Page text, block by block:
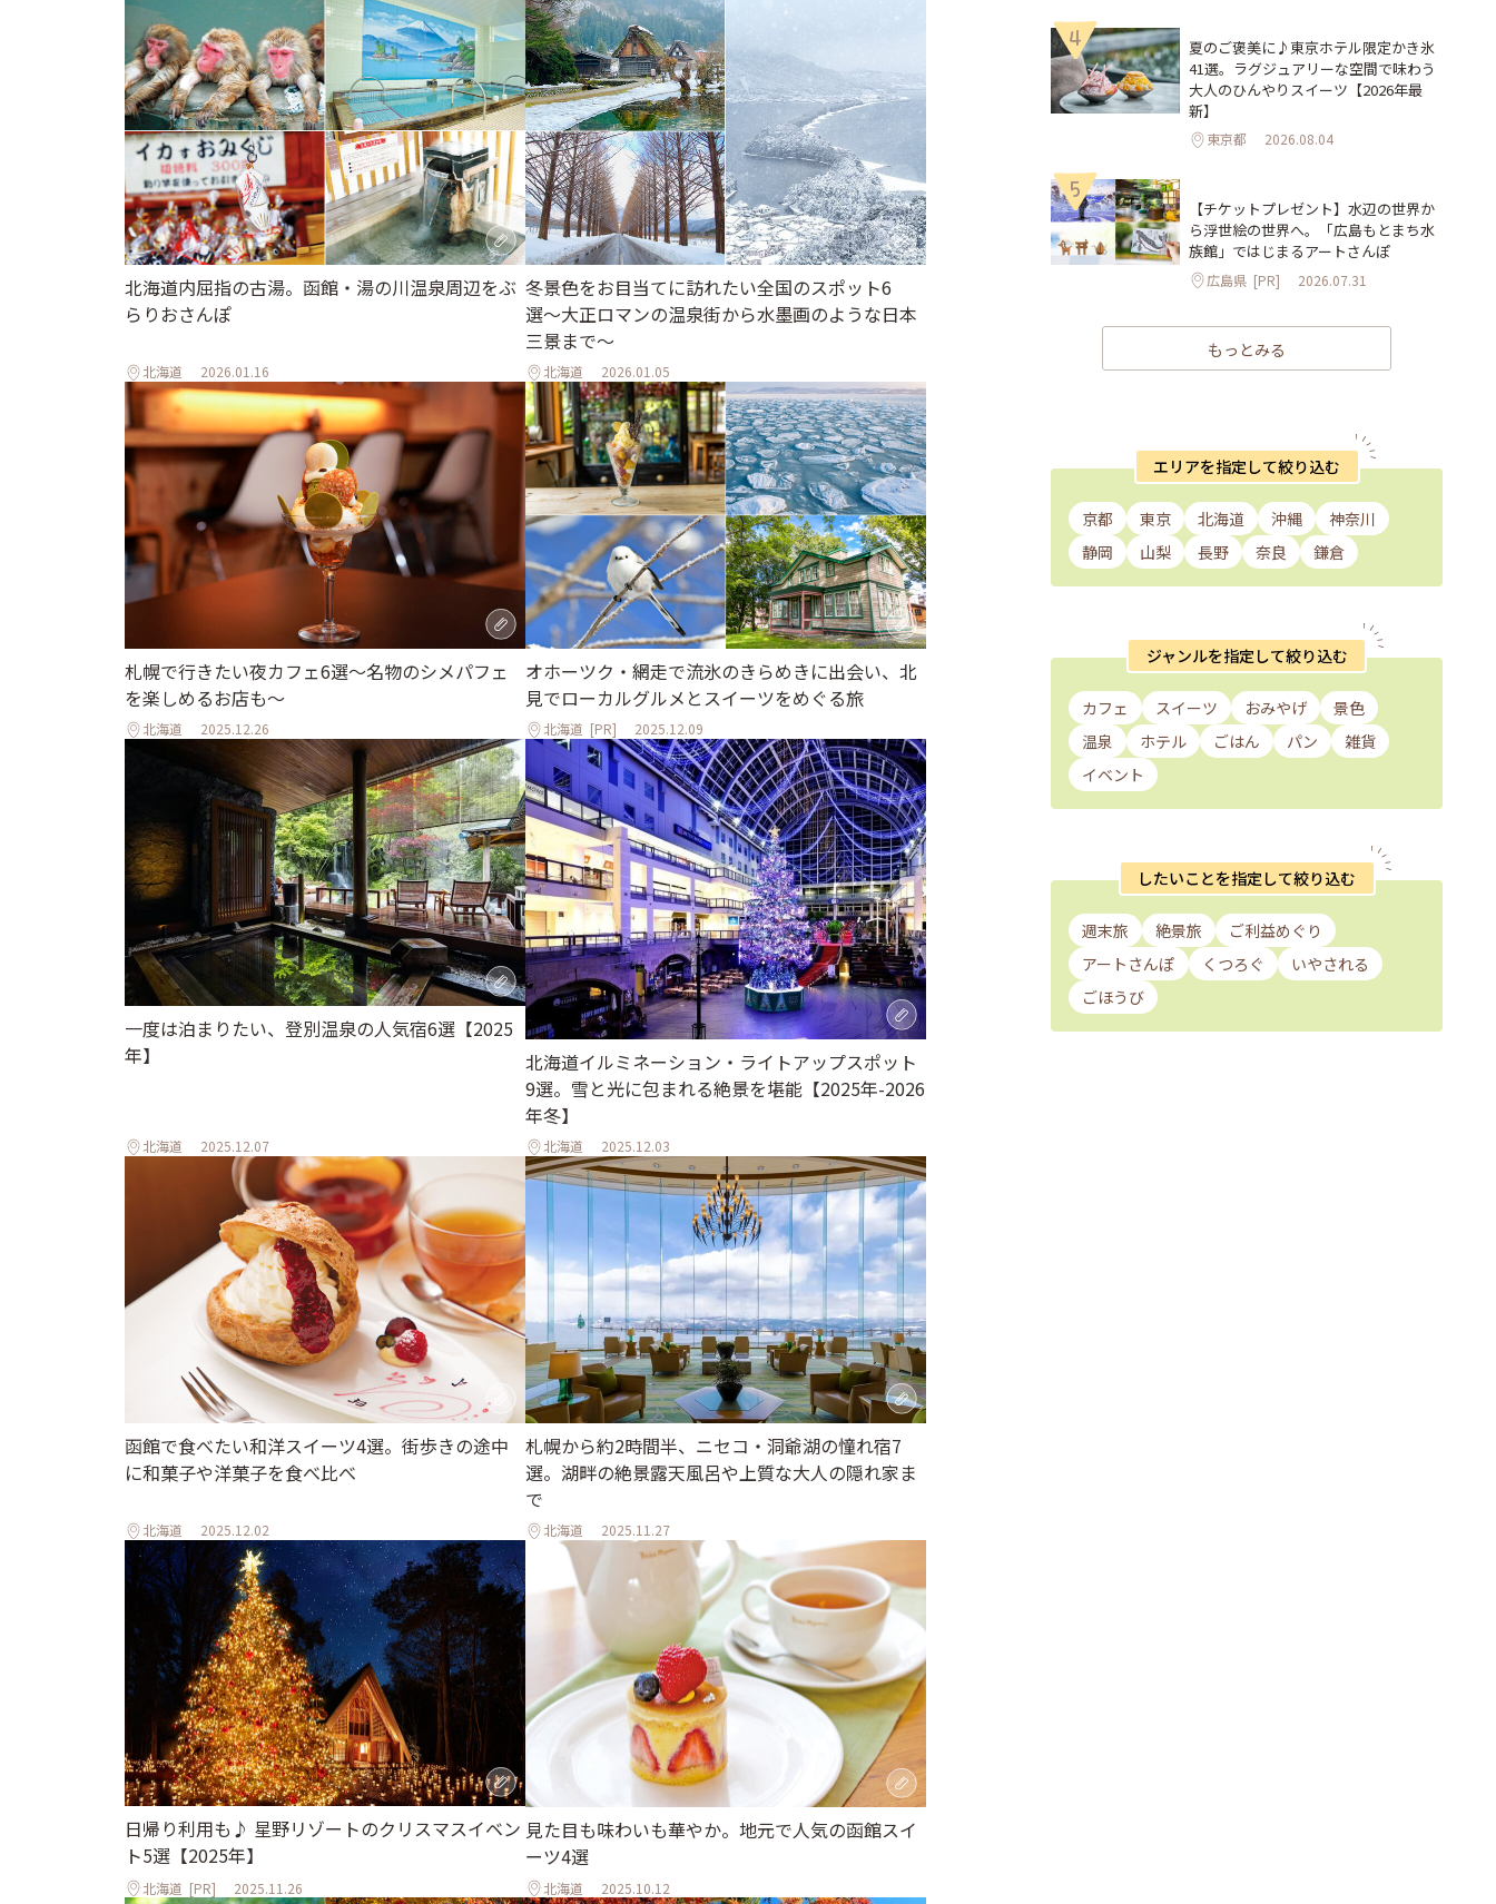
北海道内屈指の古湯。函館・湯の川温泉周辺をぶ
らりおさんぽ
北海道 2026.01.16
冬景色をお目当てに訪れたい全国のスポット6
選〜大正ロマンの温泉街から水墨画のような日本
三景まで〜
北海道 2026.01.05
札幌で行きたい夜カフェ6選～名物のシメパフェ
を楽しめるお店も～
北海道 2025.12.26
オホーツク・網走で流氷のきらめきに出会い、北
見でローカルグルメとスイーツをめぐる旅
北海道 [PR] 2025.12.09
一度は泊まりたい、登別温泉の人気宿6選【2025
年】
北海道 2025.12.07
北海道イルミネーション・ライトアップスポット
9選。雪と光に包まれる絶景を堪能【2025年-2026
年冬】
北海道 2025.12.03
函館で食べたい和洋スイーツ4選。街歩きの途中
に和菓子や洋菓子を食べ比べ
北海道 2025.12.02
札幌から約2時間半、ニセコ・洞爺湖の憧れ宿7
選。湖畔の絶景露天風呂や上質な大人の隠れ家ま
で
北海道 2025.11.27
日帰り利用も♪ 星野リゾートのクリスマスイベン
ト5選【2025年】
北海道 [PR] 2025.11.26
見た目も味わいも華やか。地元で人気の函館スイ
ーツ4選
北海道 2025.10.12
4
夏のご褒美に♪東京ホテル限定かき氷
41選。ラグジュアリーな空間で味わう
大人のひんやりスイーツ【2026年最
新】
東京都 2026.08.04
5
【チケットプレゼント】水辺の世界か
ら浮世絵の世界へ。「広島もとまち水
族館」ではじまるアートさんぽ
広島県 [PR] 2026.07.31
もっとみる
エリアを指定して絞り込む
京都 東京 北海道 沖縄
神奈川
静岡
山梨 長野 奈良 鎌倉
ジャンルを指定して絞り込む
カフェ スイーツ おみやげ
景色
温泉
ホテル ごはん パン
雑貨
イベント
したいことを指定して絞り込む
週末旅 絶景旅
ご利益めぐり
アートさんぽ
くつろぐ
いやされる
ごほうび